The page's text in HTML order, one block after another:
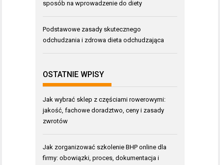
sposób na wprowadzenie do diety
Podstawowe zasady skutecznego
odchudzania i zdrowa dieta odchudzająca
OSTATNIE WPISY
Jak wybrać sklep z częściami rowerowymi:
jakość, fachowe doradztwo, ceny i zasady
zwrotów
Jak zorganizować szkolenie BHP online dla
firmy: obowiązki, proces, dokumentacja i